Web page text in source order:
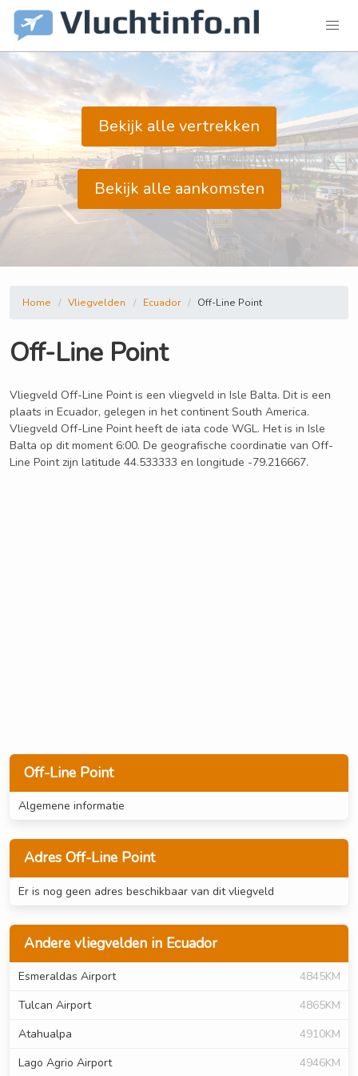
Bekijk alle vertrekken
Bekijk alle aankomsten
Off-Line Point
Algemene informatie
Adres Off-Line Point
Er is nog geen adres beschikbaar van dit vliegveld
Andere vliegvelden in Ecuador
Esmeraldas Airport
4845KM
Tulcan Airport
4865KM
Atahualpa
4910KM
Lago Agrio Airport
4946KM
Home Vliegvelden Ecuador Off-Line Point
Off-Line Point
Vliegveld Off-Line Point is een vliegveld in Isle Balta. Dit is een
plaats in Ecuador, gelegen in het continent South America.
Vliegveld Off-Line Point heeft de iata code WGL. Het is in Isle
Balta op dit moment 6:00. De geografische coordinatie van Off-
Line Point zijn latitude 44.533333 en longitude -79.216667.